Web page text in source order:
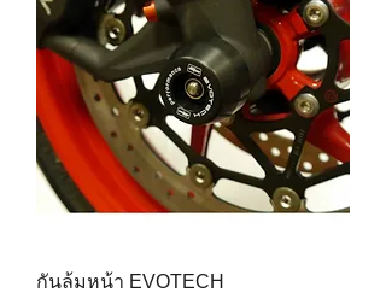
กันล้มหน้า EVOTECH